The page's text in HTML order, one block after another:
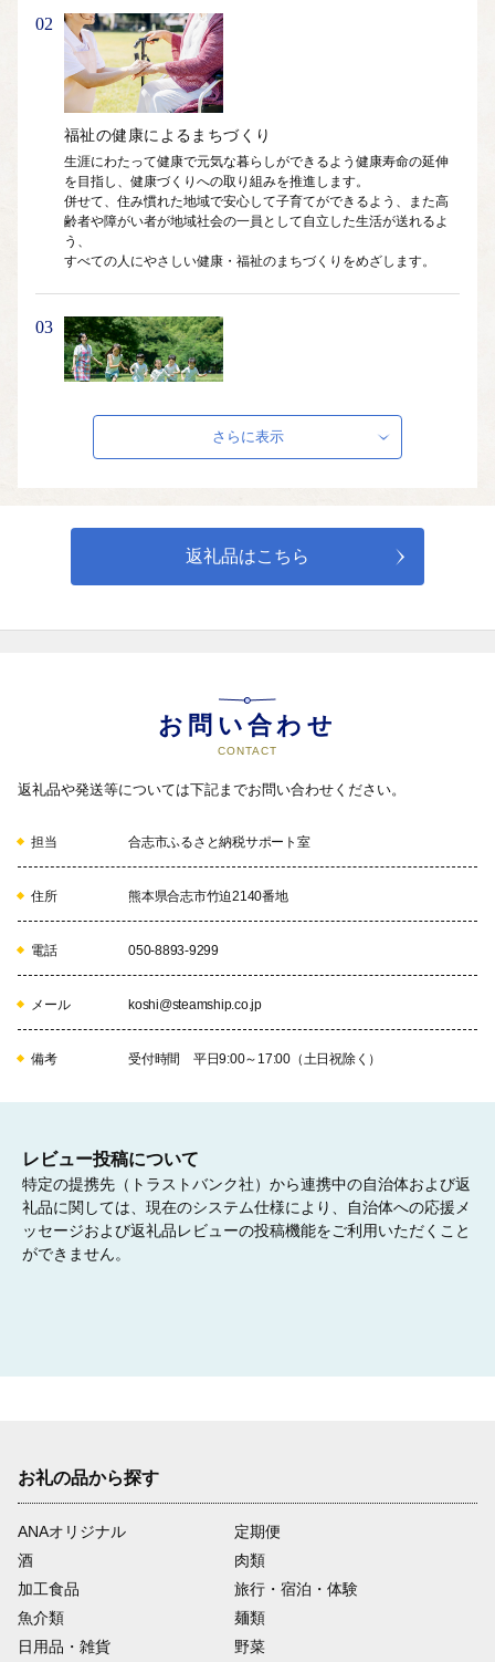
02
福祉の健康によるまちづくり
生涯にわたって健康で元気な暮らしができるよう健康寿命の延伸
を目指し、健康づくりへの取り組みを推進します。
併せて、住み慣れた地域で安心して子育てができるよう、また高
齢者や障がい者が地域社会の一員として自立した生活が送れるよ
う、
すべての人にやさしい健康・福祉のまちづくりをめざします。
03
教育の健康によるまちづくり
未来を担う子どもたちの夢を育み、夢の実現を目指す教育を推進
また、市民一人ひとりの基本的人権を尊重しながら、市民が生き
生活環境の健康によるまちづくり
市街地から農村へと広がる、恵まれた自然を維持し、緑豊かな環
全安心に暮らせるまちづくりをめざします。
05
るよう、土地利用の推進と道路網の整備に努めます。
また、まちづくりと連動した市民が利用しやすい公共交通網の整
備をはじめとした生活基盤の充実を図ります。
産業の健康によるまちづくり
本市の基幹産業である農業をはじめ、商工業など産業全体の振興
使途を限定しない
合志市のまちづくりに大切に使わせていただきます。
さらに表示
返礼品はこちら
お問い合わせ
CONTACT
返礼品や発送等については下記までお問い合わせください。
担当 合志市ふるさと納税サポート室
住所 熊本県合志市竹迫2140番地
電話 050-8893-9299
メール koshi@steamship.co.jp
備考 受付時間 平日9:00～17:00（土日祝除く）
レビュー投稿について
特定の提携先（トラストバンク社）から連携中の自治体および返
礼品に関しては、現在のシステム仕様により、自治体への応援メ
ッセージおよび返礼品レビューの投稿機能をご利用いただくこと
ができません。
お礼の品から探す
ANAオリジナル
定期便
酒
肉類
加工食品
旅行・宿泊・体験
魚介類
麺類
日用品・雑貨
野菜